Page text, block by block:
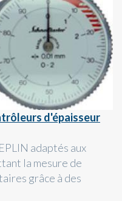
d'épaisseur
adaptés aux
la mesure de
grâce à des